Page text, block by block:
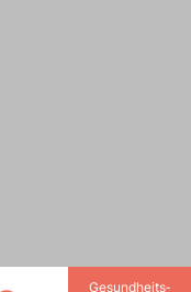
Gesundheits­